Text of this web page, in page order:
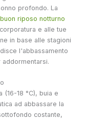
profondo. La
riposo notturno
e alle tue
in base alle stagioni
l'abbassamento
18 °C), buia e
ad abbassare la
costante,